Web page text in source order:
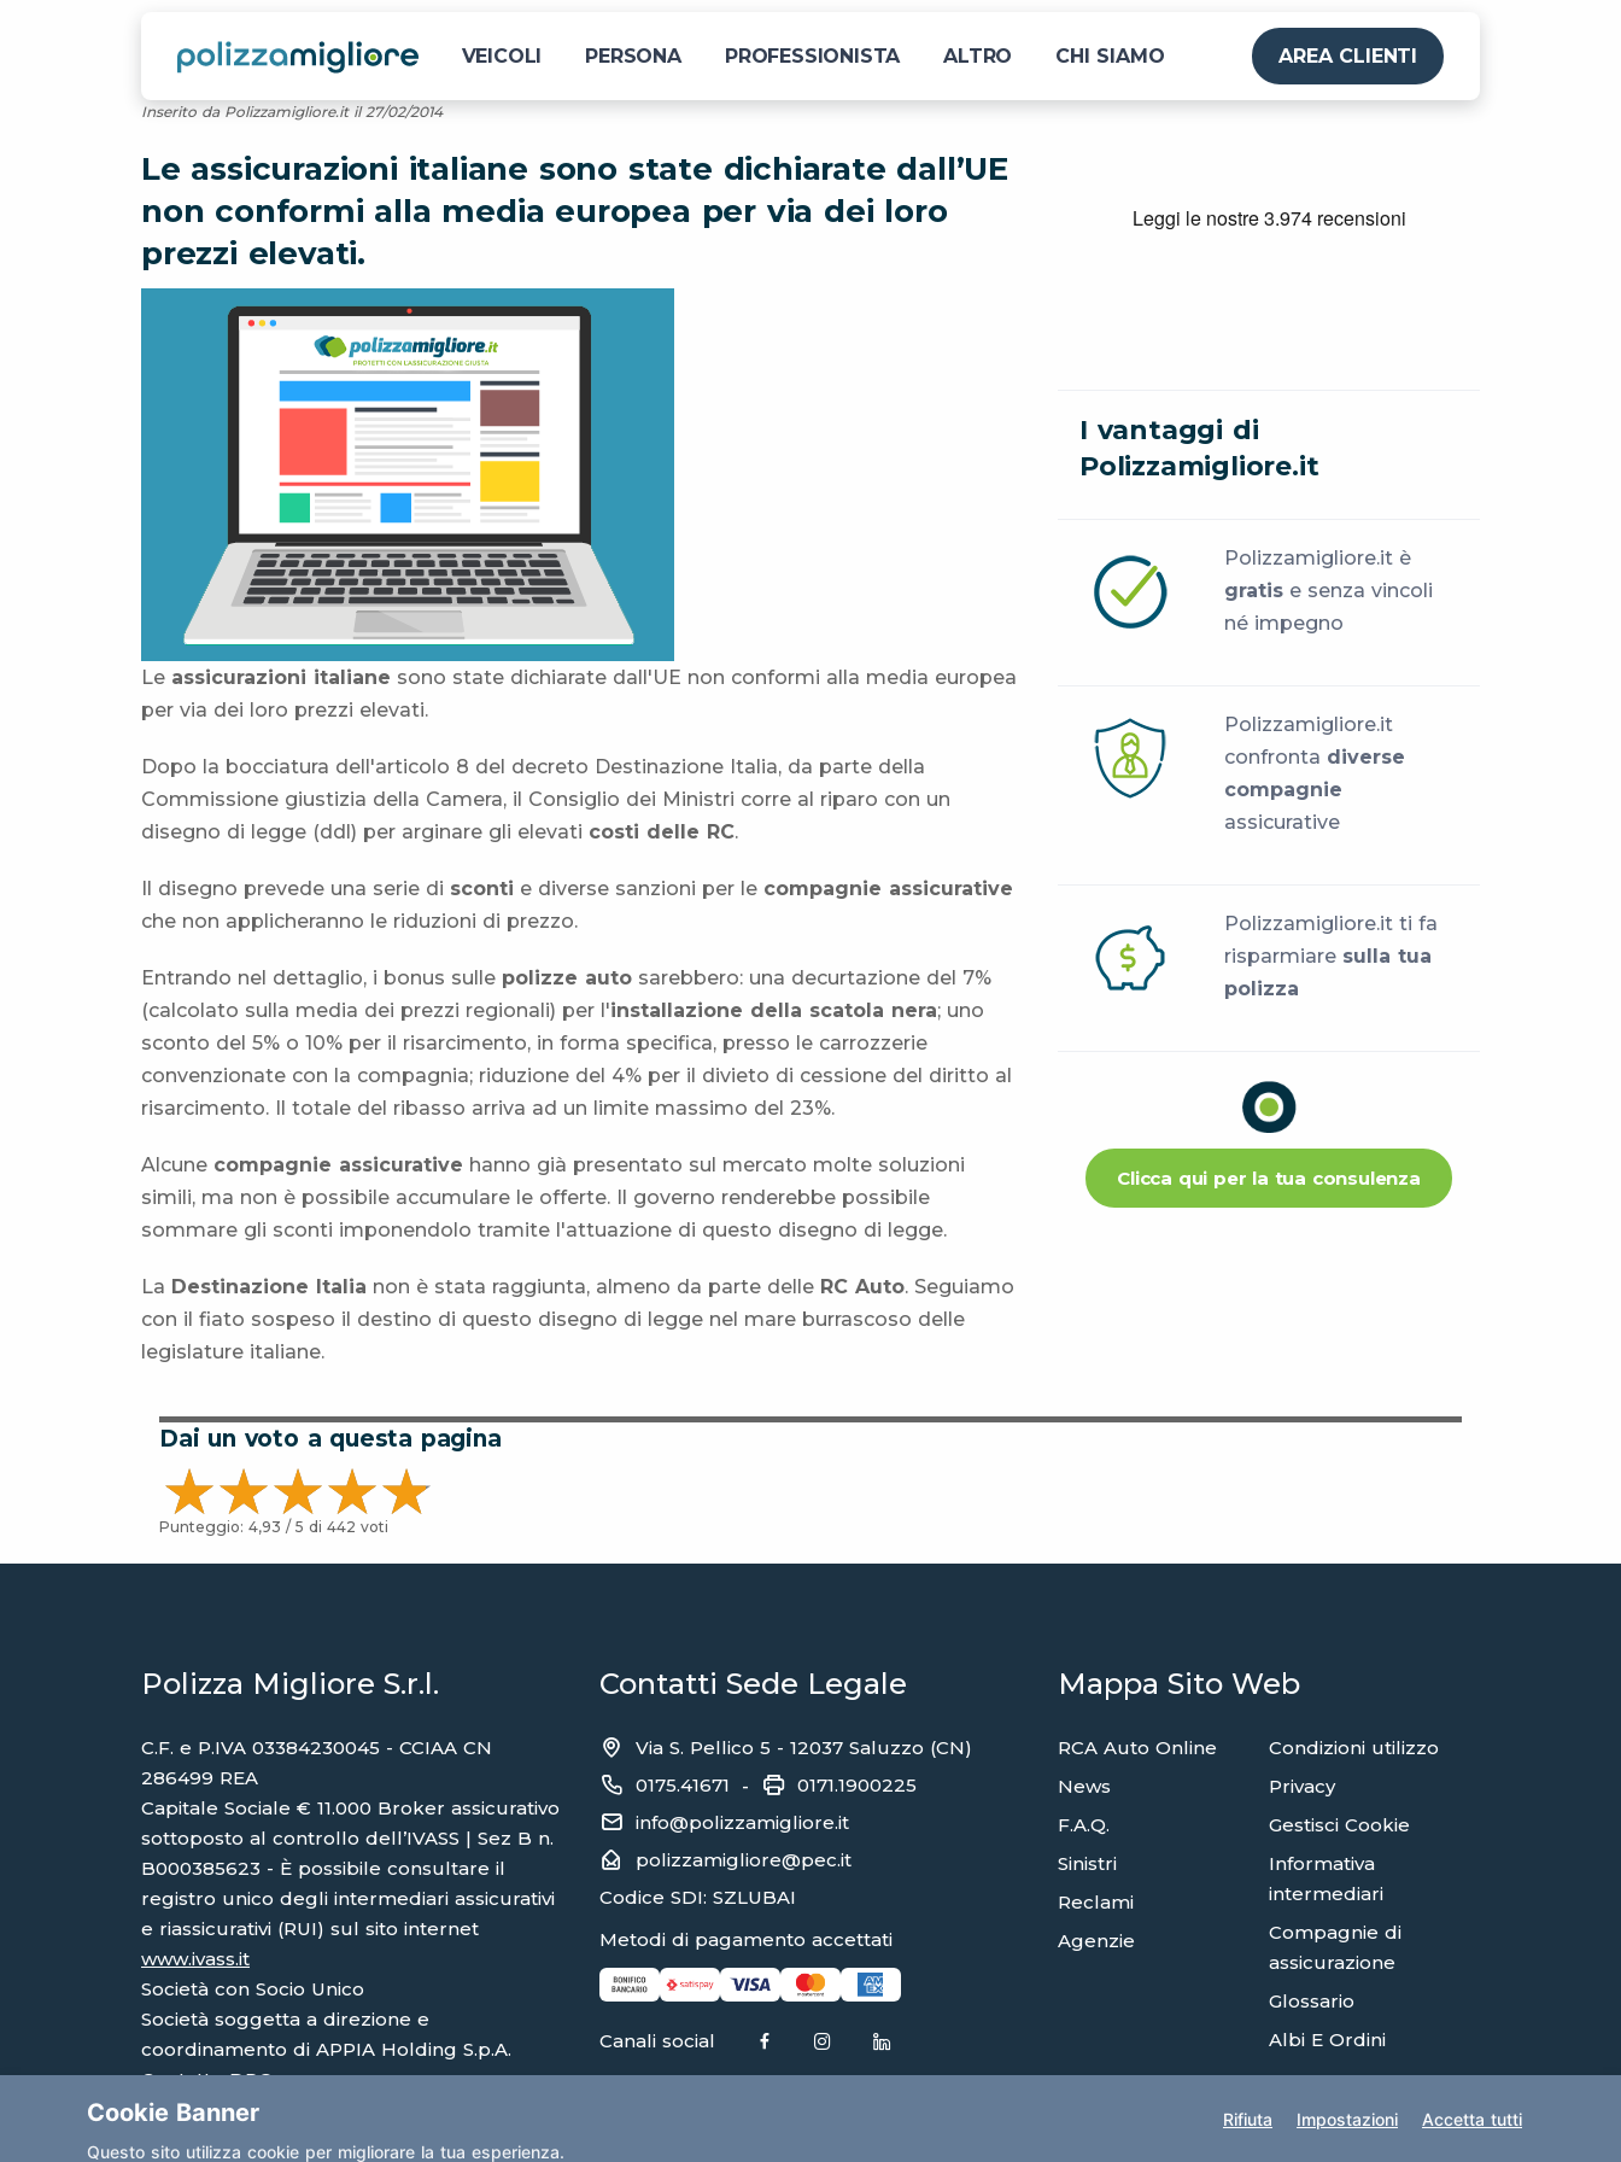
VEICOLI PERSONA PROFESSIONISTA ALTRO CHI SIAMO AREA CLIENTI
Inserito da Polizzamigliore.it il 27/02/2014
Le assicurazioni italiane sono state dichiarate dall’UE
non conformi alla media europea per via dei loro
prezzi elevati.
Le assicurazioni italiane sono state dichiarate dall'UE non conformi alla media europea
per via dei loro prezzi elevati.
Dopo la bocciatura dell'articolo 8 del decreto Destinazione Italia, da parte della
Commissione giustizia della Camera, il Consiglio dei Ministri corre al riparo con un
disegno di legge (ddl) per arginare gli elevati costi delle RC.
Il disegno prevede una serie di sconti e diverse sanzioni per le compagnie assicurative
che non applicheranno le riduzioni di prezzo.
Entrando nel dettaglio, i bonus sulle polizze auto sarebbero: una decurtazione del 7%
(calcolato sulla media dei prezzi regionali) per l'installazione della scatola nera; uno
sconto del 5% o 10% per il risarcimento, in forma specifica, presso le carrozzerie
convenzionate con la compagnia; riduzione del 4% per il divieto di cessione del diritto al
risarcimento. Il totale del ribasso arriva ad un limite massimo del 23%.
Alcune compagnie assicurative hanno già presentato sul mercato molte soluzioni
simili, ma non è possibile accumulare le offerte. Il governo renderebbe possibile
sommare gli sconti imponendolo tramite l'attuazione di questo disegno di legge.
La Destinazione Italia non è stata raggiunta, almeno da parte delle RC Auto. Seguiamo
con il fiato sospeso il destino di questo disegno di legge nel mare burrascoso delle
legislature italiane.
I vantaggi di
Polizzamigliore.it
Polizzamigliore.it è
gratis e senza vincoli
né impegno
Polizzamigliore.it
confronta diverse
compagnie
assicurative
Polizzamigliore.it ti fa
risparmiare sulla tua
polizza
Clicca qui per la tua consulenza
Dai un voto a questa pagina
Punteggio: 4,93 / 5 di 442 voti
Polizza Migliore S.r.l.
C.F. e P.IVA 03384230045 - CCIAA CN
286499 REA
Capitale Sociale € 11.000 Broker assicurativo
sottoposto al controllo dell’IVASS | Sez B n.
B000385623 - È possibile consultare il
registro unico degli intermediari assicurativi
e riassicurativi (RUI) sul sito internet
www.ivass.it
Società con Socio Unico
Società soggetta a direzione e
coordinamento di APPIA Holding S.p.A.
Contatto DPO:
avv.eleonoramargaria@gmail.com
Contatti Sede Legale
Via S. Pellico 5 - 12037 Saluzzo (CN)
0175.41671 -
0171.1900225
info@polizzamigliore.it
polizzamigliore@pec.it
Codice SDI: SZLUBAI
Metodi di pagamento accettati
Canali social
Mappa Sito Web
RCA Auto Online
News
F.A.Q.
Sinistri
Reclami
Agenzie
Condizioni utilizzo
Privacy
Gestisci Cookie
Informativa
intermediari
Compagnie di
assicurazione
Glossario
Albi E Ordini
Cookie Banner
Questo sito utilizza cookie per migliorare la tua esperienza.
Rifiuta Impostazioni Accetta tutti